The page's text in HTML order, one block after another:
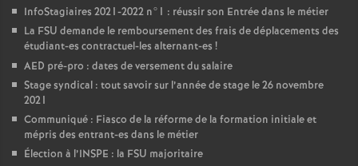
InfoStagiaires 2021-2022 n°1 : réussir son Entrée dans le métier
La FSU demande le remboursement des frais de déplacements des
étudiant-es contractuel-les alternant-es !
AED pré-pro : dates de versement du salaire
Stage syndical : tout savoir sur l’année de stage le 26 novembre
2021
Communiqué : Fiasco de la réforme de la formation initiale et
mépris des entrant-es dans le métier
Élection à l’INSPE : la FSU majoritaire